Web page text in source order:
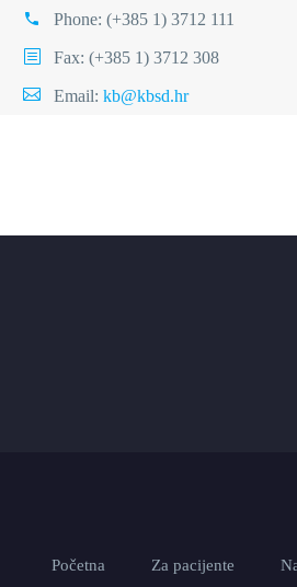
Phone: (+385 1) 3712 111
Fax: (+385 1) 3712 308
Email: kb@kbsd.hr
Početna Za pacijente